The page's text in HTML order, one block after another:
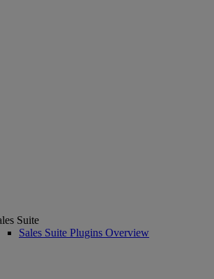
Suite
Sales Suite Plugins Overview